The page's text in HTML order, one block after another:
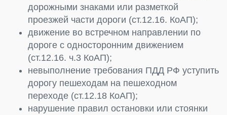
дорожными знаками или разметкой
проезжей части дороги (ст.12.16. КоАП);
движение во встречном направлении по
дороге с односторонним движением
(ст.12.16. ч.3 КоАП);
невыполнение требования ПДД РФ уступить
дорогу пешеходам на пешеходном
переходе (ст.12.18 КоАП);
нарушение правил остановки или стоянки